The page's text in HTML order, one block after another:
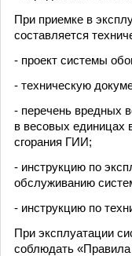
При приемке в
составляется
- проект системы
- техническую
- перечень вредных
в весовых единицах
сгорания ГИИ;
- инструкцию по
обслуживанию
- инструкцию по
При эксплуатации
соблюдать «Правила